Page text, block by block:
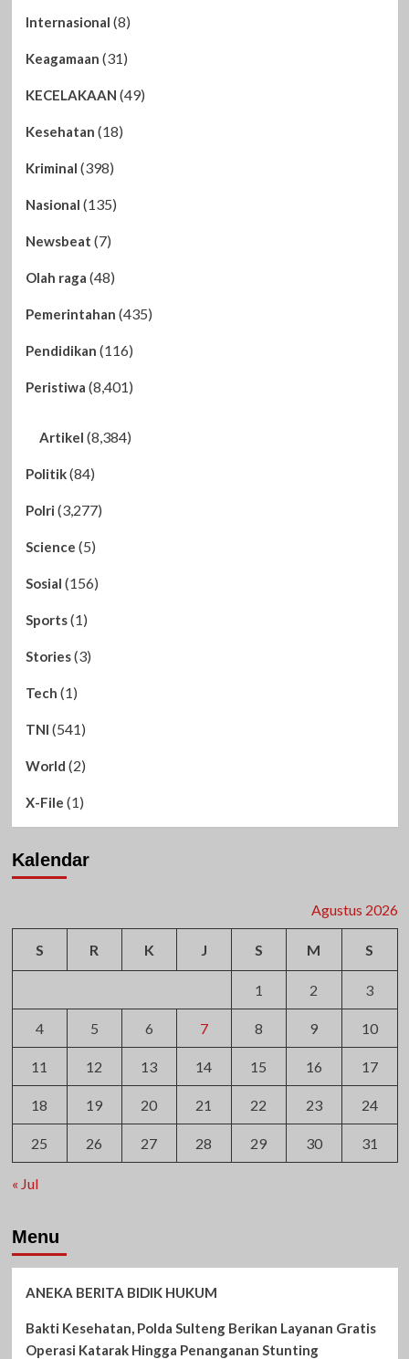
Internasional (8)
Keagamaan (31)
KECELAKAAN (49)
Kesehatan (18)
Kriminal (398)
Nasional (135)
Newsbeat (7)
Olah raga (48)
Pemerintahan (435)
Pendidikan (116)
Peristiwa (8,401)
Artikel (8,384)
Politik(84)
Polri (3,277)
Science (5)
Sosial (156)
Sports(1)
Stories(3)
Tech (1)
TNI (541)
World (2)
X-File (1)
Kalendar
Agustus 2026
S R K J S M S
1 2 3
4 5 6 7 8 9 10
11 12 13 14 15 16 17
18 19 20 21 22 23 24
25 26 27 28 29 30 31
« Jul
Menu
ANEKA BERITA BIDIK HUKUM
Bakti Kesehatan, Polda Sulteng Berikan Layanan Gratis
Operasi Katarak Hingga Penanganan Stunting